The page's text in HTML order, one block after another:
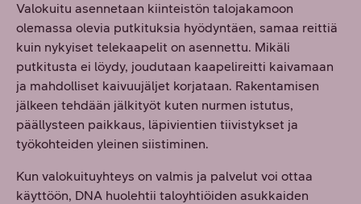
Valokuitu asennetaan kiinteistön talojakamoon
olemassa olevia putkituksia hyödyntäen, samaa reittiä
kuin nykyiset telekaapelit on asennettu. Mikäli
putkitusta ei löydy, joudutaan kaapelireitti kaivamaan
ja mahdolliset kaivuujäljet korjataan. Rakentamisen
jälkeen tehdään jälkityöt kuten nurmen istutus,
päällysteen paikkaus, läpivientien tiivistykset ja
työkohteiden yleinen siistiminen.
Kun valokuituyhteys on valmis ja palvelut voi ottaa
käyttöön, DNA huolehtii taloyhtiöiden asukkaiden